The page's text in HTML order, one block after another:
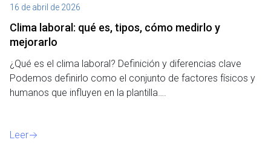
16 de abril de 2026
Clima laboral: qué es, tipos, cómo medirlo y
mejorarlo
¿Qué es el clima laboral? Definición y diferencias clave
Podemos definirlo como el conjunto de factores físicos y
humanos que influyen en la plantilla….
Leer